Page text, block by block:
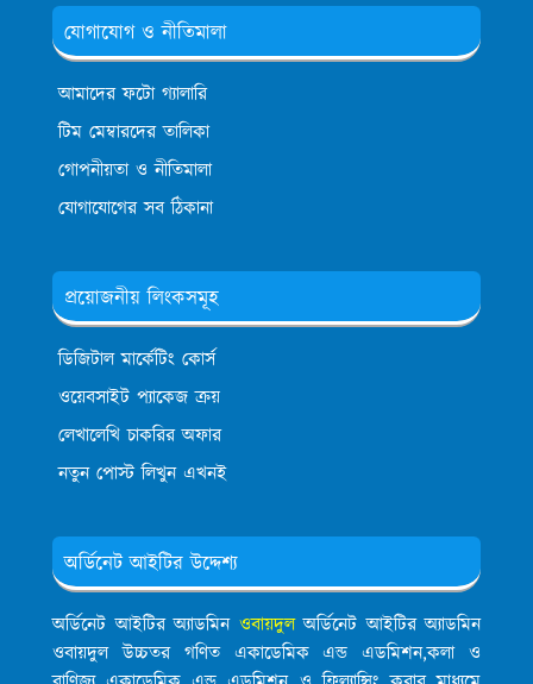
যোগাযোগ ও নীতিমালা
আমাদের ফটো গ্যালারি
টিম মেম্বারদের তালিকা
গোপনীয়তা ও নীতিমালা
যোগাযোগের সব ঠিকানা
প্রয়োজনীয় লিংকসমূহ
ডিজিটাল মার্কেটিং কোর্স
ওয়েবসাইট প্যাকেজ ক্রয়
লেখালেখি চাকরির অফার
নতুন পোস্ট লিখুন এখনই
অর্ডিনেট আইটির উদ্দেশ্য
অর্ডিনেট আইটির অ্যাডমিন ওবায়দুলঅর্ডিনেট আইটির অ্যাডমিন
ওবায়দুল উচ্চতর গণিত একাডেমিক এন্ড এডমিশন,কলা ও